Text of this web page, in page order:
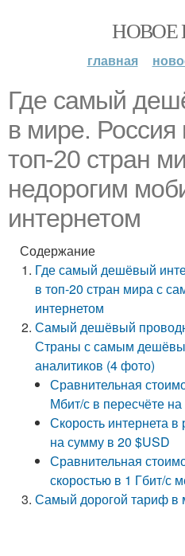
НОВОЕ
главная
Где самый
в мире.
топ-20 стран
недорогим
интернетом
Содержание
Где самый дешёвый
в топ-20 стран мира с
интернетом
Самый дешёвый
Страны с самым
аналитиков (4 фото)
Сравнительная
Мбит/с в пересчёте
Скорость интернета
на сумму в 20 $USD
Сравнительная
скоростью в 1 Гбит/с
Самый дорогой тариф в